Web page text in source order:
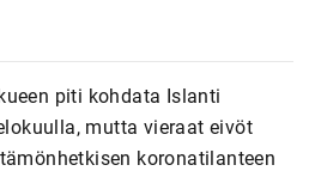
piti kohdata Islanti
mutta vieraat eivöt
koronatilanteen